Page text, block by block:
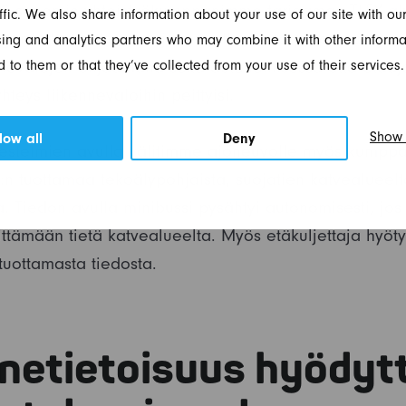
We also share information about your use of our site with
and analytics partners who may combine it with other
to them or that they’ve collected from your use of their services.
all Deny
sanomin yhteistyökumppanimme tarjoaman TLEX-
alustan kautta ajoneuvolle. Tieto parantaa
ohjaamana sekä autonomisessa että
avulla välitimme ajoneuvolle myös
tietä katvealueelta. Myös etäkuljettaja
tiedosta.